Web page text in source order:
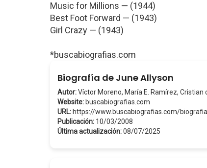
Music for Millions — (1944)
Best Foot Forward — (1943)
Girl Crazy — (1943)
*buscabiografias.com
Biografía de June Allyson
Autor:Víctor Moreno, María E. Ramírez, Cristian
Website: buscabiografias.com
URL: https://www.buscabiografias.com/
Publicación: 10/03/2008
Última actualización:08/07/2025